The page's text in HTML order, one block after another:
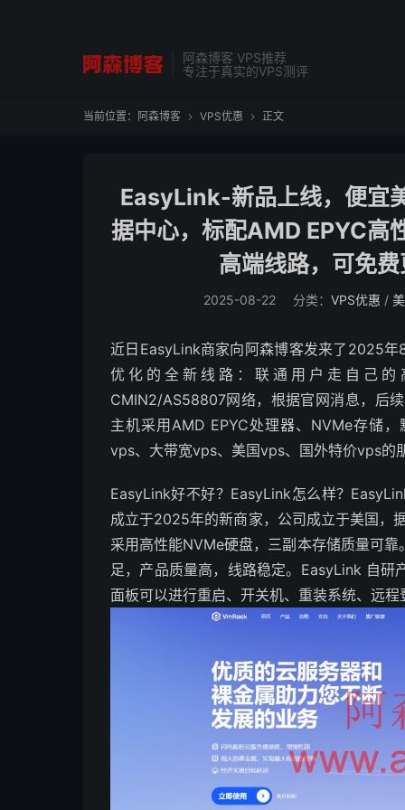
阿森博客 VPS推荐
专注于真实的VPS测评
当前位置： 阿森博客  VPS优惠  正文
EasyLink-新品上线，便宜
据中心，标配AMD EPYC
高端线路，可免
2025-08-22 分类： VPS优惠 /
近日EasyLink商家向阿森博客发来了2025
优化的全新线路：联通用户走自己的
CMIN2/AS58807网络，根据官网消息，后
主机采用AMD EPYC处理器、NVMe存储
vps、大带宽vps、美国vps、国外特价vps的
EasyLink好不好？EasyLink怎么样？
成立于2025年的新商家，公司成立于美国，
采用高性能NVMe硬盘，三副本存储质量可
足，产品质量高，线路稳定。EasyLink 自研
面板可以进行重启、开关机、重装系统、远